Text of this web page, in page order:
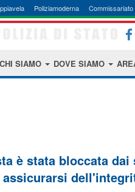
Poliziamoderna Commissariato
CHI SIAMO DOVE SIAMO
è stata bloccata
assicurarsi